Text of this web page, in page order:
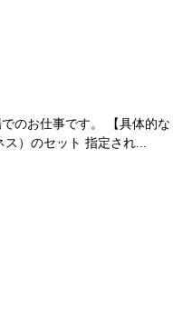
のお仕事です。 【具体的な
ス）のセット 指定され...